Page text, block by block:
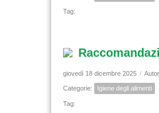
Tag:
giovedì 18 dicembre 2025 /
Categorie: Igiene degli alimenti
Tag: